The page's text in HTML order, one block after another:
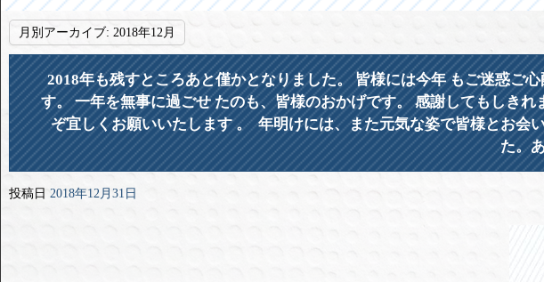
月別アーカイブ: 2018年12月
2018年も残すところあと僅かとなりました。 皆様には今年 もご迷惑ご
す。 一年を無事に過ごせ たのも、皆様のおかげです。 感謝してもしき
ぞ宜しくお願いいたします 。 年明けには、また元気な姿で皆様とお会
た。
投稿日 2018年12月31日